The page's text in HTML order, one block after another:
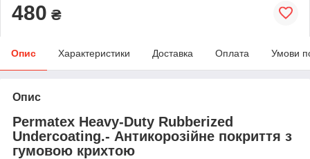
480 ₴
Опис Характеристики Доставка Оплата Умови
Опис
Permatex Heavy-Duty Rubberized
Undercoating.- Антикорозійне покриття з
гумовою крихтою